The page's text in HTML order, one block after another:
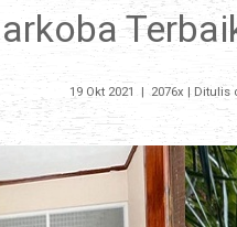
19 Okt 2021 2076x | Ditulis